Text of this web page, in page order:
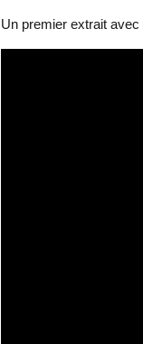
Un premier extrait avec